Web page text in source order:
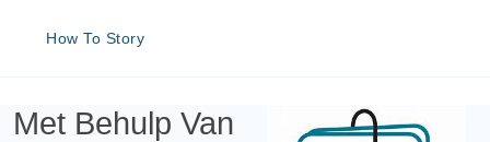
How To Story
Met Behulp Van